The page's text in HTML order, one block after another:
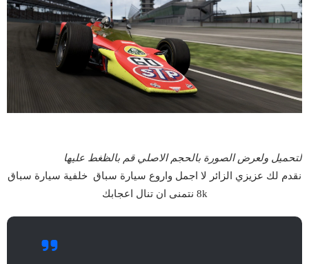
لتحميل ولعرض الصورة بالحجم الاصلي قم بالظغط عليها
نقدم لك عزيزي الزائر لا اجمل واروع سيارة سباق خلفية سيارة سباق
8k نتمنى ان تنال اعجابك